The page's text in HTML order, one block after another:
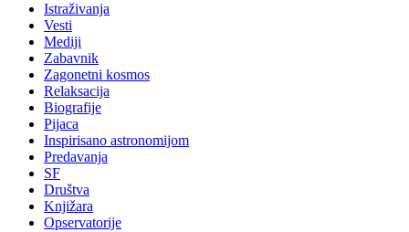
Istraživanja
Vesti
Mediji
Zabavnik
Zagonetni kosmos
Relaksacija
Biografije
Pijaca
Inspirisano astronomijom
Predavanja
SF
Društva
Knjižara
Opservatorije